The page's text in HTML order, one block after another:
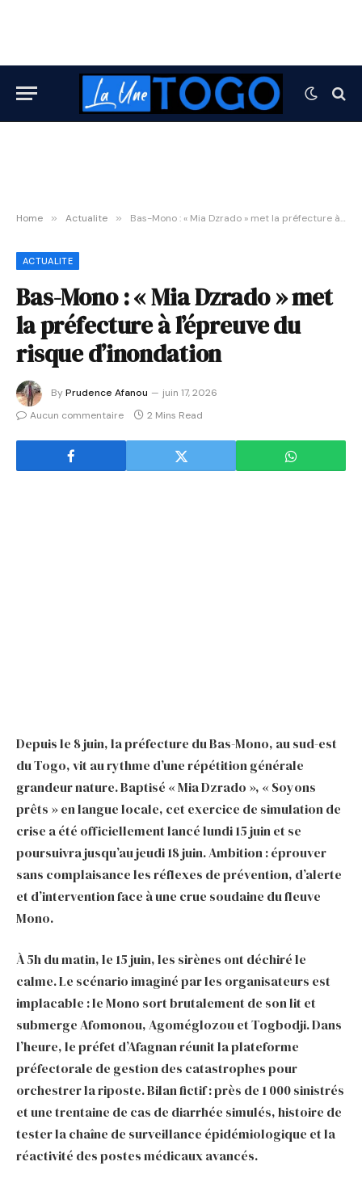
Home » Actualite » Bas-Mono : « Mia Dzrado » met la préfecture à l’épreuve du risque d’inondation
ACTUALITE
Bas-Mono : « Mia Dzrado » met
la préfecture à l’épreuve du
risque d’inondation
ByPrudence Afanou
juin 17, 2026
Aucun commentaire
2 Mins Read
Depuis le 8 juin, la préfecture du Bas-Mono, au sud-est
du Togo, vit au rythme d’une répétition générale
grandeur nature. Baptisé « Mia Dzrado », « Soyons
prêts » en langue locale, cet exercice de simulation de
crise a été officiellement lancé lundi 15 juin et se
poursuivra jusqu’au jeudi 18 juin. Ambition : éprouver
sans complaisance les réflexes de prévention, d’alerte
et d’intervention face à une crue soudaine du fleuve
Mono.
À 5h du matin, le 15 juin, les sirènes ont déchiré le
calme. Le scénario imaginé par les organisateurs est
implacable : le Mono sort brutalement de son lit et
submerge Afomonou, Agoméglozou et Togbodji. Dans
l’heure, le préfet d’Afagnan réunit la plateforme
préfectorale de gestion des catastrophes pour
orchestrer la riposte. Bilan fictif : près de 1 000 sinistrés
et une trentaine de cas de diarrhée simulés, histoire de
tester la chaîne de surveillance épidémiologique et la
réactivité des postes médicaux avancés.